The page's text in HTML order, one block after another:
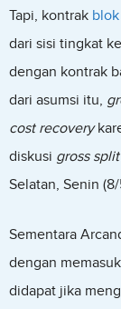
Tapi, kontrak
dari sisi tingkat
dengan kontrak
dari asumsi itu,
cost recovery
diskusi gross split
Selatan, Senin (8/
Sementara
dengan
didapat jika